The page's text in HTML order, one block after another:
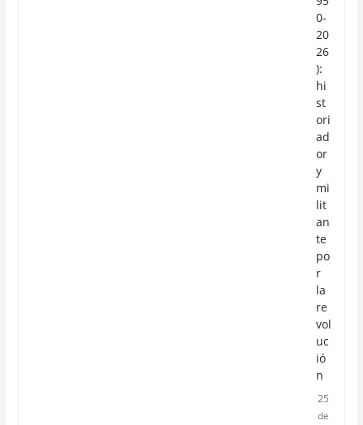
0-
20
26
):
hi
st
ori
ad
or
y
mi
lit
an
te
po
r
la
re
vol
uc
ió
n
25
de